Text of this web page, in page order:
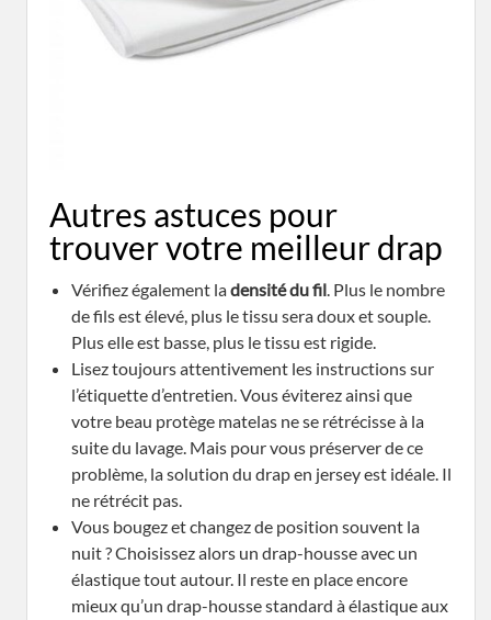
Autres astuces pour
trouver votre meilleur drap
Vérifiez également ladensité du fil. Plus le nombre
de fils est élevé, plus le tissu sera doux et souple.
Plus elle est basse, plus le tissu est rigide.
Lisez toujours attentivement les instructions sur
l’étiquette d’entretien. Vous éviterez ainsi que
votre beau protège matelas ne se rétrécisse à la
suite du lavage. Mais pour vous préserver de ce
problème, la solution du drap en jersey est idéale. Il
ne rétrécit pas.
Vous bougez et changez de position souvent la
nuit ? Choisissez alors un drap-housse avec un
élastique tout autour. Il reste en place encore
mieux qu’un drap-housse standard à élastique aux